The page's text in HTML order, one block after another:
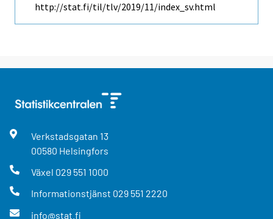
http://stat.fi/til/tlv/2019/11/index_sv.html
Verkstadsgatan 13
00580 Helsingfors
Växel 029 551 1000
Informationstjänst 029 551 2220
info@stat.fi